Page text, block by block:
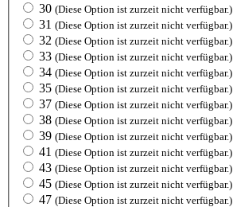
30 (Diese Option ist zurzeit nicht verfügbar.)
31 (Diese Option ist zurzeit nicht verfügbar.)
32 (Diese Option ist zurzeit nicht verfügbar.)
33 (Diese Option ist zurzeit nicht verfügbar.)
34 (Diese Option ist zurzeit nicht verfügbar.)
35 (Diese Option ist zurzeit nicht verfügbar.)
37 (Diese Option ist zurzeit nicht verfügbar.)
38 (Diese Option ist zurzeit nicht verfügbar.)
39 (Diese Option ist zurzeit nicht verfügbar.)
41 (Diese Option ist zurzeit nicht verfügbar.)
43 (Diese Option ist zurzeit nicht verfügbar.)
45 (Diese Option ist zurzeit nicht verfügbar.)
47 (Diese Option ist zurzeit nicht verfügbar.)